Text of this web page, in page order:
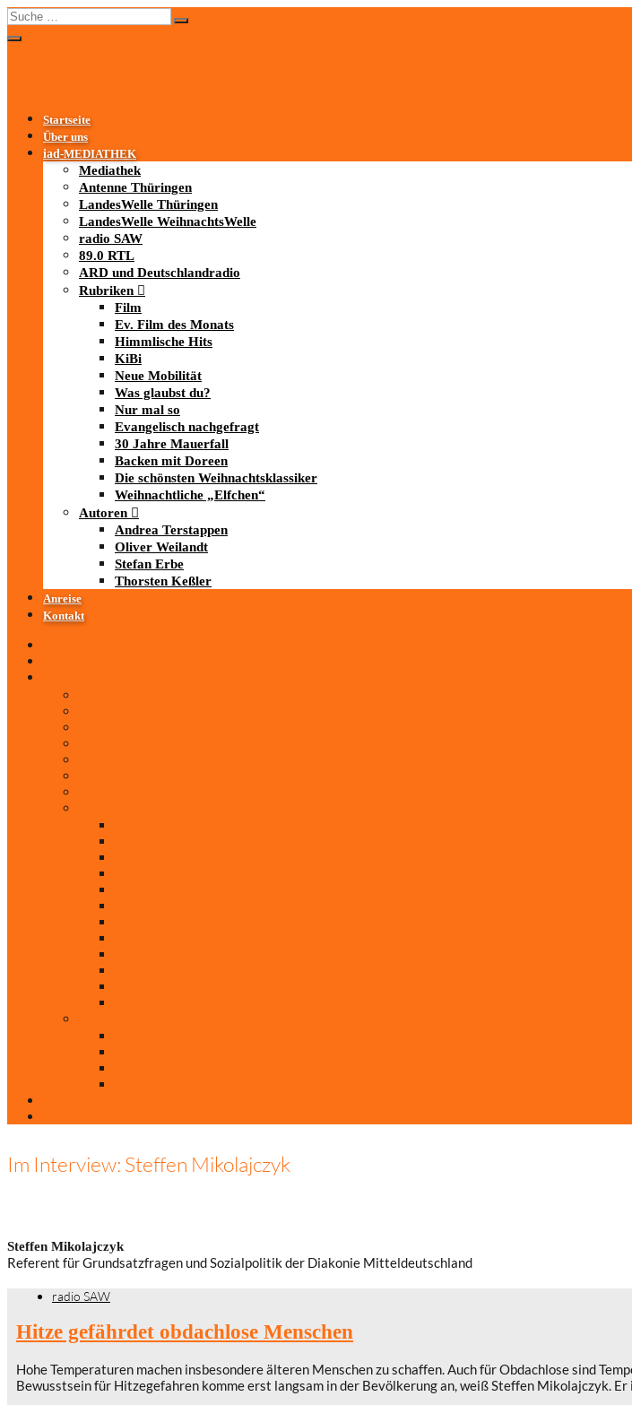
Startseite
Über uns
iad-MEDIATHEK
Mediathek
Antenne Thüringen
LandesWelle Thüringen
LandesWelle WeihnachtsWelle
radio SAW
89.0 RTL
ARD und Deutschlandradio
Rubriken
Film
Ev. Film des Monats
Himmlische Hits
KiBi
Neue Mobilität
Was glaubst du?
Nur mal so
Evangelisch nachgefragt
30 Jahre Mauerfall
Backen mit Doreen
Die schönsten Weihnachtsklassiker
Weihnachtliche „Elfchen“
Autoren
Andrea Terstappen
Oliver Weilandt
Stefan Erbe
Thorsten Keßler
Anreise
Kontakt
Im Interview: Steffen Mikolajczyk
Steffen Mikolajczyk
Referent für Grundsatzfragen und Sozialpolitik der Diakonie Mitteldeutschland
radio SAW
Hitze gefährdet obdachlose Menschen
Hohe Temperaturen machen insbesondere älteren Menschen zu schaffen. Auch für Obdachlose sind
Bewusstsein für Hitzegefahren komme erst langsam in der Bevölkerung an, weiß Steffen Mikolajczyk.